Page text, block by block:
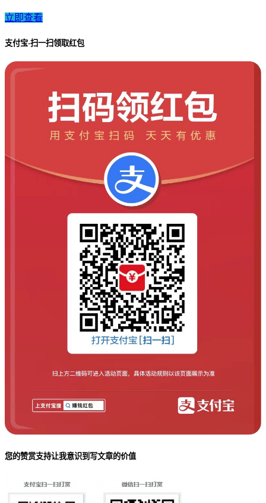
立即查看
支付宝-扫一扫领取红包
您的赞赏支持让我意识到写文章的价值